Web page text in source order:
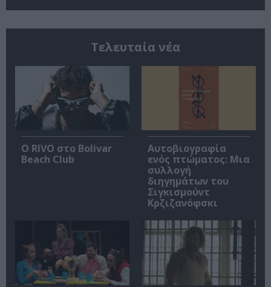
Τελευταία νέα
Ο RIVO στο Bolivar
Beach Club
Αυτοβιογραφία
ενός πτώματος: Μια
συλλογή
διηγημάτων του
Σιγκισμούντ
Κρζιζανόφσκι